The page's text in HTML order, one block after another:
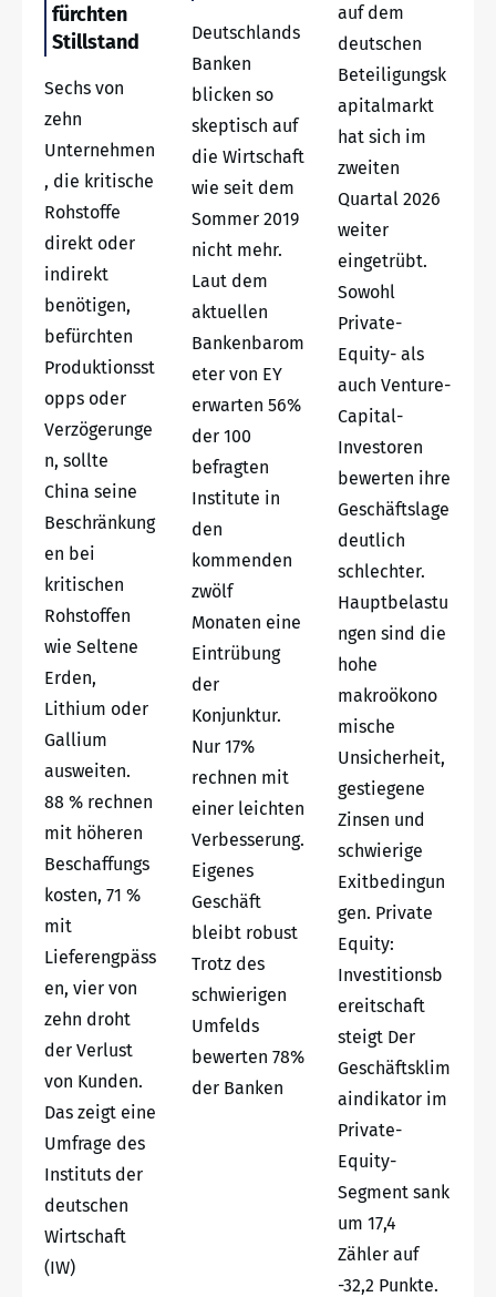
fürchten
Stillstand
Sechs von
zehn
Unternehmen
, die kritische
Rohstoffe
direkt oder
indirekt
benötigen,
befürchten
Produktionsst
opps oder
Verzögerunge
n, sollte
China seine
Beschränkung
en bei
kritischen
Rohstoffen
wie Seltene
Erden,
Lithium oder
Gallium
ausweiten.
88 % rechnen
mit höheren
Beschaffungs
kosten, 71 %
mit
Lieferengpäss
en, vier von
zehn droht
der Verlust
von Kunden.
Das zeigt eine
Umfrage des
Instituts der
deutschen
Wirtschaft
(IW)
Deutschlands
Banken
blicken so
skeptisch auf
die Wirtschaft
wie seit dem
Sommer 2019
nicht mehr.
Laut dem
aktuellen
Bankenbarom
eter von EY
erwarten 56%
der 100
befragten
Institute in
den
kommenden
zwölf
Monaten eine
Eintrübung
der
Konjunktur.
Nur 17%
rechnen mit
einer leichten
Verbesserung.
Eigenes
Geschäft
bleibt robust
Trotz des
schwierigen
Umfelds
bewerten 78%
der Banken
auf dem
deutschen
Beteiligungsk
apitalmarkt
hat sich im
zweiten
Quartal 2026
weiter
eingetrübt.
Sowohl
Private-
Equity- als
auch Venture-
Capital-
Investoren
bewerten ihre
Geschäftslage
deutlich
schlechter.
Hauptbelastu
ngen sind die
hohe
makroökono
mische
Unsicherheit,
gestiegene
Zinsen und
schwierige
Exitbedingun
gen. Private
Equity:
Investitionsb
ereitschaft
steigt Der
Geschäftsklim
aindikator im
Private-
Equity-
Segment sank
um 17,4
Zähler auf
-32,2 Punkte.